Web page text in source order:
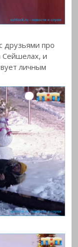
друзьями про
Сейшелах, и
личным